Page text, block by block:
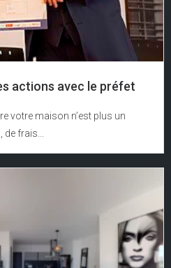
actions avec le préfet
votre maison n’est plus un
frais...